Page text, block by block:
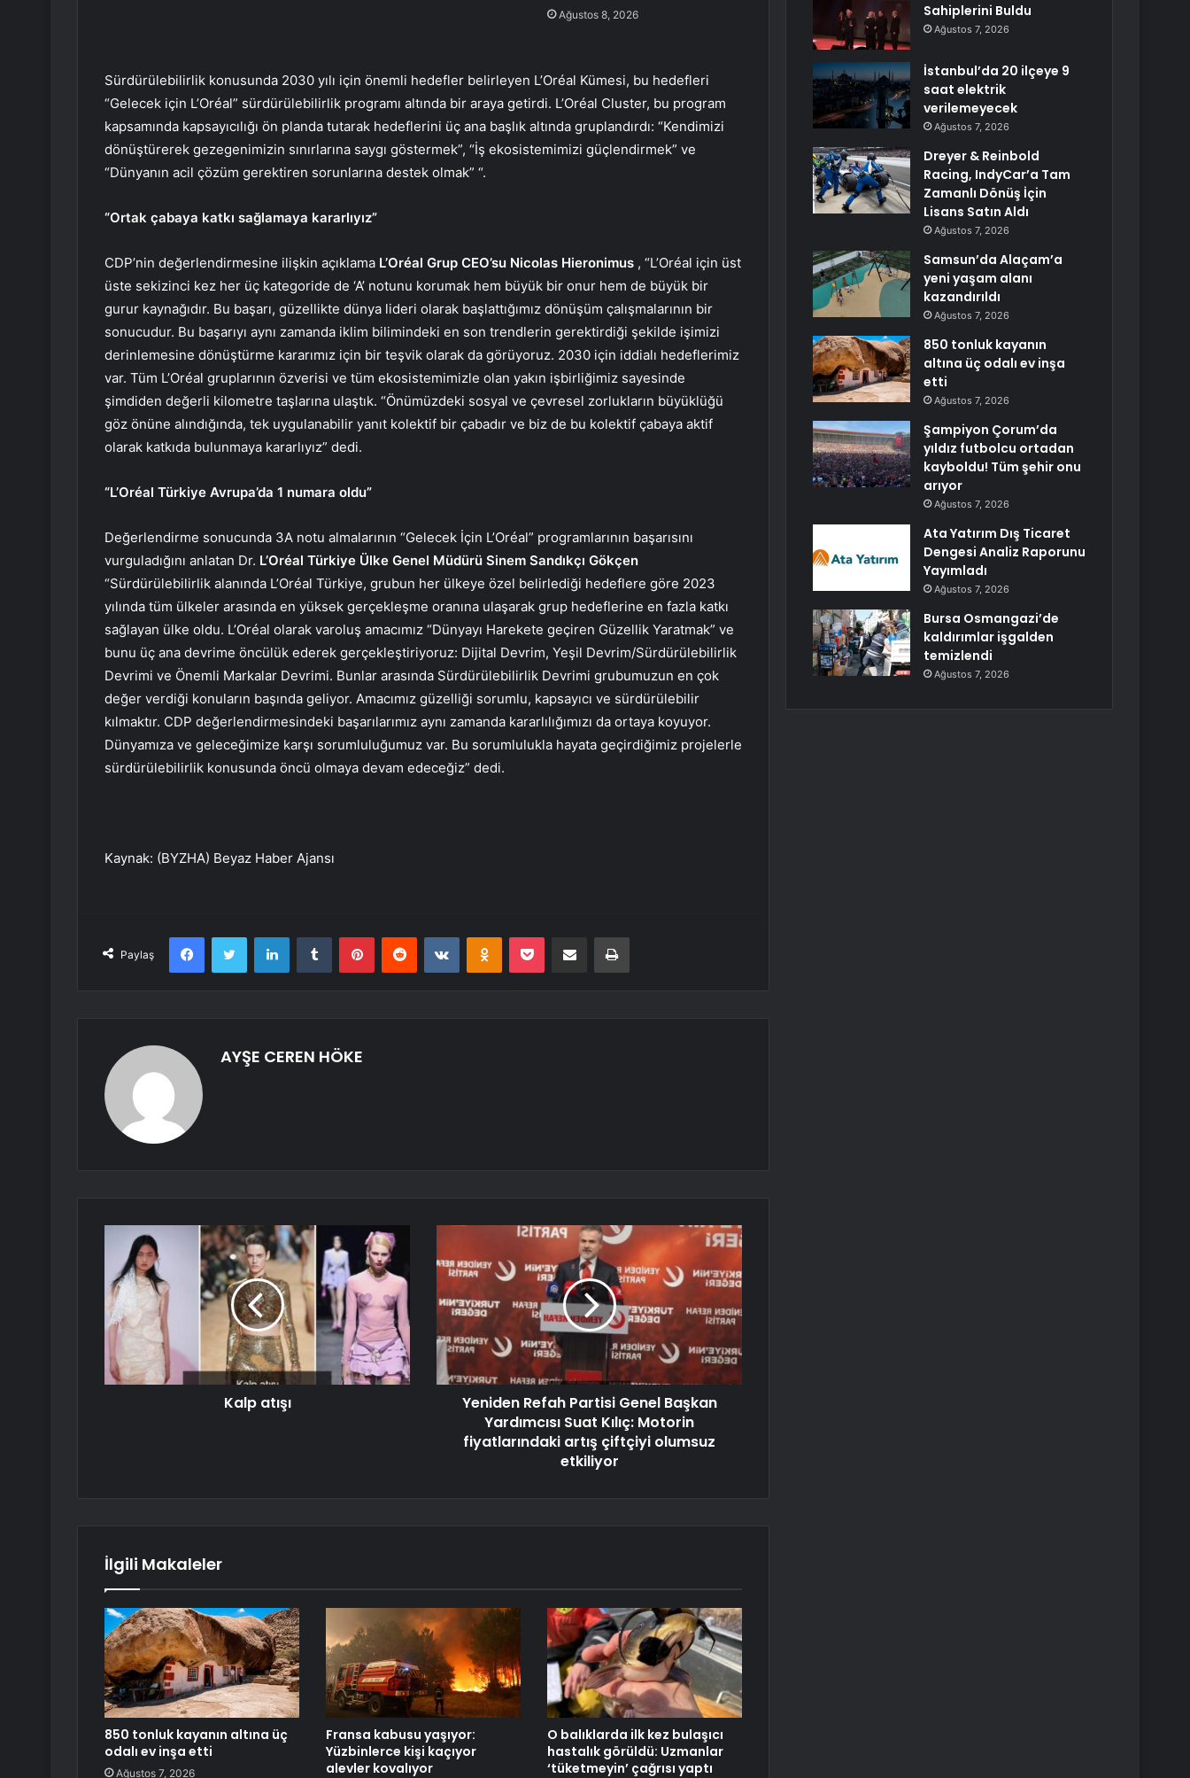
Ağustos 8, 2026
Sürdürülebilirlik konusunda 2030 yılı için önemli hedefler belirleyen L’Oréal Kümesi, bu hedefleri
“Gelecek için L’Oréal” sürdürülebilirlik programı altında bir araya getirdi. L’Oréal Cluster, bu program
kapsamında kapsayıcılığı ön planda tutarak hedeflerini üç ana başlık altında gruplandırdı: “Kendimizi
dönüştürerek gezegenimizin sınırlarına saygı göstermek”, “İş ekosistemimizi güçlendirmek” ve
“Dünyanın acil çözüm gerektiren sorunlarına destek olmak” “.
“Ortak çabaya katkı sağlamaya kararlıyız”
CDP’nin değerlendirmesine ilişkin açıklama L’Oréal Grup CEO’su Nicolas Hieronimus , “L’Oréal için üst
üste sekizinci kez her üç kategoride de ‘A’ notunu korumak hem büyük bir onur hem de büyük bir
gurur kaynağıdır. Bu başarı, güzellikte dünya lideri olarak başlattığımız dönüşüm çalışmalarının bir
sonucudur. Bu başarıyı aynı zamanda iklim bilimindeki en son trendlerin gerektirdiği şekilde işimizi
derinlemesine dönüştürme kararımız için bir teşvik olarak da görüyoruz. 2030 için iddialı hedeflerimiz
var. Tüm L’Oréal gruplarının özverisi ve tüm ekosistemimizle olan yakın işbirliğimiz sayesinde
şimdiden değerli kilometre taşlarına ulaştık. “Önümüzdeki sosyal ve çevresel zorlukların büyüklüğü
göz önüne alındığında, tek uygulanabilir yanıt kolektif bir çabadır ve biz de bu kolektif çabaya aktif
olarak katkıda bulunmaya kararlıyız” dedi.
“L’Oréal Türkiye Avrupa’da 1 numara oldu”
Değerlendirme sonucunda 3A notu almalarının “Gelecek İçin L’Oréal” programlarının başarısını
vurguladığını anlatan Dr. L’Oréal Türkiye Ülke Genel Müdürü Sinem Sandıkçı Gökçen
“Sürdürülebilirlik alanında L’Oréal Türkiye, grubun her ülkeye özel belirlediği hedeflere göre 2023
yılında tüm ülkeler arasında en yüksek gerçekleşme oranına ulaşarak grup hedeflerine en fazla katkı
sağlayan ülke oldu. L’Oréal olarak varoluş amacımız “Dünyayı Harekete geçiren Güzellik Yaratmak” ve
bunu üç ana devrime öncülük ederek gerçekleştiriyoruz: Dijital Devrim, Yeşil Devrim/Sürdürülebilirlik
Devrimi ve Önemli Markalar Devrimi. Bunlar arasında Sürdürülebilirlik Devrimi grubumuzun en çok
değer verdiği konuların başında geliyor. Amacımız güzelliği sorumlu, kapsayıcı ve sürdürülebilir
kılmaktır. CDP değerlendirmesindeki başarılarımız aynı zamanda kararlılığımızı da ortaya koyuyor.
Dünyamıza ve geleceğimize karşı sorumluluğumuz var. Bu sorumlulukla hayata geçirdiğimiz projelerle
sürdürülebilirlik konusunda öncü olmaya devam edeceğiz” dedi.
Kaynak: (BYZHA) Beyaz Haber Ajansı
Paylaş
FacebookTwitter LinkedInTumblr PinterestReddit VKontakteOdnoklassniki
Pocket E-Posta ile paylaş Yazdır
AYŞE CEREN HÖKE
Kalp atışı
Yeniden Refah Partisi Genel Başkan
Yardımcısı Suat Kılıç: Motorin
fiyatlarındaki artış çiftçiyi olumsuz
etkiliyor
İlgili Makaleler
850 tonluk kayanın altına üç
odalı ev inşa etti
Ağustos 7, 2026
Fransa kabusu yaşıyor:
Yüzbinlerce kişi kaçıyor
alevler kovalıyor
O balıklarda ilk kez bulaşıcı
hastalık görüldü: Uzmanlar
‘tüketmeyin’ çağrısı yaptı
Sahiplerini Buldu
Ağustos 7, 2026
İstanbul’da 20 ilçeye 9
saat elektrik
verilemeyecek
Ağustos 7, 2026
Dreyer & Reinbold
Racing, IndyCar’a Tam
Zamanlı Dönüş İçin
Lisans Satın Aldı
Ağustos 7, 2026
Samsun’da Alaçam’a
yeni yaşam alanı
kazandırıldı
Ağustos 7, 2026
850 tonluk kayanın
altına üç odalı ev inşa
etti
Ağustos 7, 2026
Şampiyon Çorum’da
yıldız futbolcu ortadan
kayboldu! Tüm şehir onu
arıyor
Ağustos 7, 2026
Ata Yatırım Dış Ticaret
Dengesi Analiz Raporunu
Yayımladı
Ağustos 7, 2026
Bursa Osmangazi’de
kaldırımlar işgalden
temizlendi
Ağustos 7, 2026